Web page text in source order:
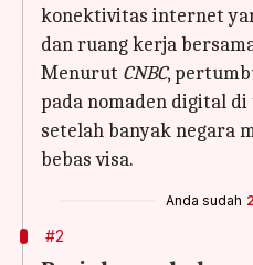
konektivitas internet
dan ruang kerja
Menurut CNBC,
pada nomaden digital
setelah banyak negara
bebas visa.
Anda sudah
#2